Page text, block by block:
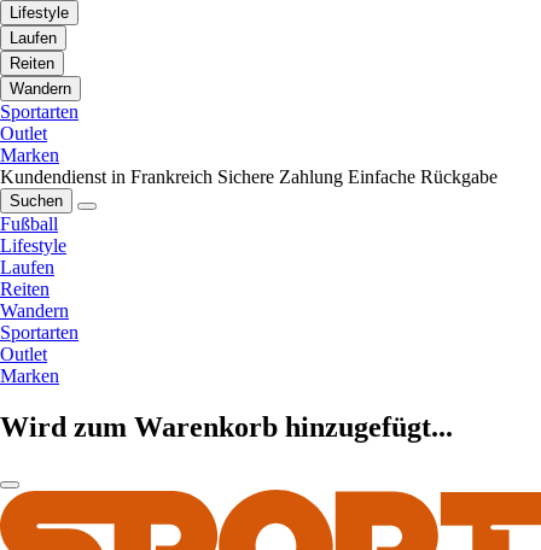
Lifestyle
Laufen
Reiten
Wandern
Sportarten
Outlet
Marken
Kundendienst in Frankreich Sichere Zahlung Einfache Rückgabe
Suchen
Fußball
Lifestyle
Laufen
Reiten
Wandern
Sportarten
Outlet
Marken
Wird zum Warenkorb hinzugefügt...